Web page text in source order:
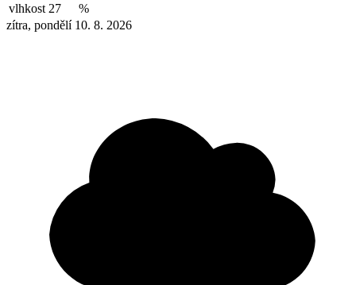
vlhkost 27
%
zítra, pondělí 10. 8. 2026